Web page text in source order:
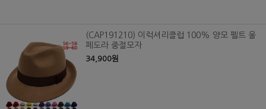
(CAP191210) 이럭셔리클럽 100% 양모 펠트 울
페도라 중절모자
34,900원